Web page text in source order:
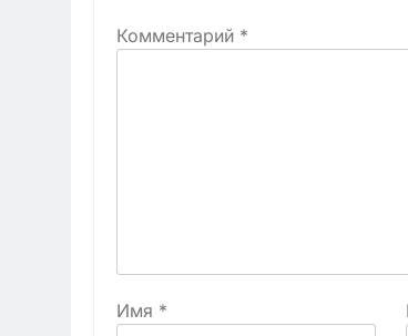
Комментарий *
Имя *